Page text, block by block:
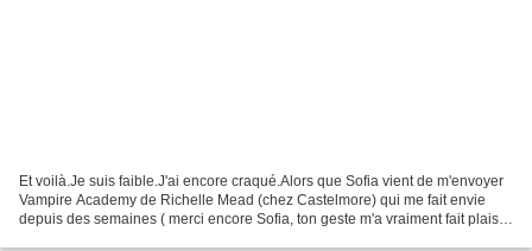
Et voilà.Je suis faible.J'ai encore craqué.Alors que Sofia vient de m'envoyer
Vampire Academy de Richelle Mead (chez Castelmore) qui me fait envie
depuis des semaines ( merci encore Sofia, ton geste m'a vraiment fait plaisir